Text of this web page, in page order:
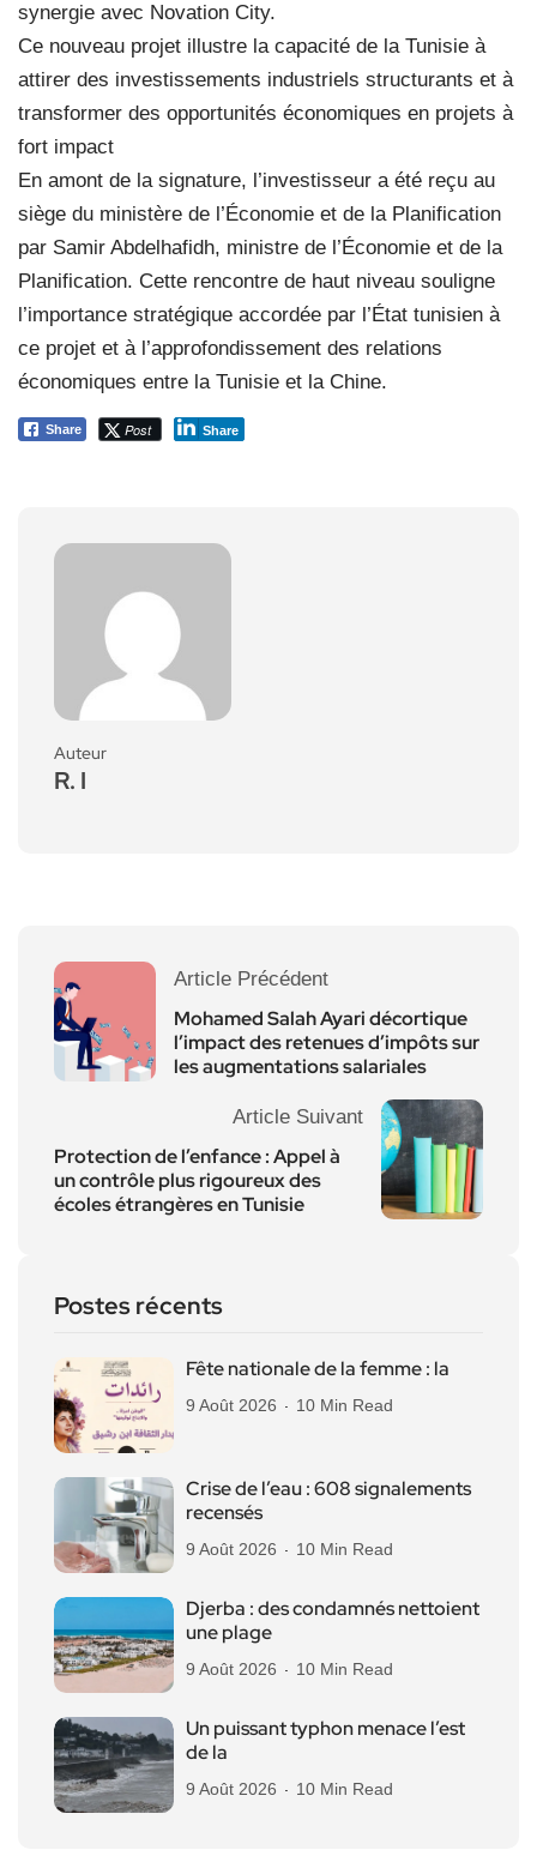
synergie avec Novation City.
Ce nouveau projet illustre la capacité de la Tunisie à
attirer des investissements industriels structurants et à
transformer des opportunités économiques en projets à
fort impact
En amont de la signature, l’investisseur a été reçu au
siège du ministère de l’Économie et de la Planification
par Samir Abdelhafidh, ministre de l’Économie et de la
Planification. Cette rencontre de haut niveau souligne
l’importance stratégique accordée par l’État tunisien à
ce projet et à l’approfondissement des relations
économiques entre la Tunisie et la Chine.
Share Post Share
Auteur
R. I
Article Précédent
Mohamed Salah Ayari décortique
l’impact des retenues d’impôts sur
les augmentations salariales
Article Suivant
Protection de l’enfance : Appel à
un contrôle plus rigoureux des
écoles étrangères en Tunisie
Postes récents
Fête nationale de la femme : la
9 Août 2026 10 Min Read
Crise de l’eau : 608 signalements
recensés
9 Août 2026 10 Min Read
Djerba : des condamnés nettoient
une plage
9 Août 2026 10 Min Read
Un puissant typhon menace l’est
de la
9 Août 2026 10 Min Read